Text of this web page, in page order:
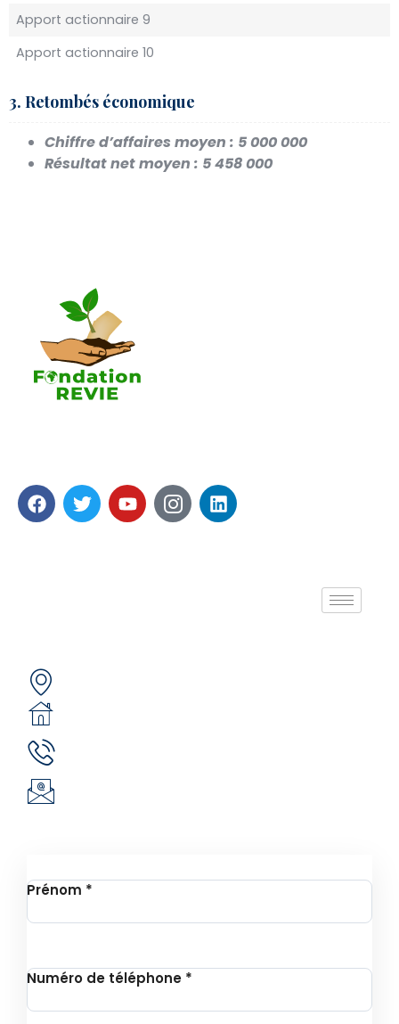
Apport actionnaire 9
Apport actionnaire 10
3. Retombés économique
Chiffre d’affaires moyen : 5 000 000
Résultat net moyen : 5 458 000
Prénom *
Numéro de téléphone *